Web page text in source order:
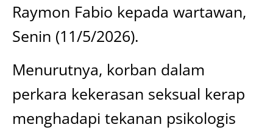
Raymon Fabio kepada wartawan,
Senin (11/5/2026).
Menurutnya, korban dalam
perkara kekerasan seksual kerap
menghadapi tekanan psikologis